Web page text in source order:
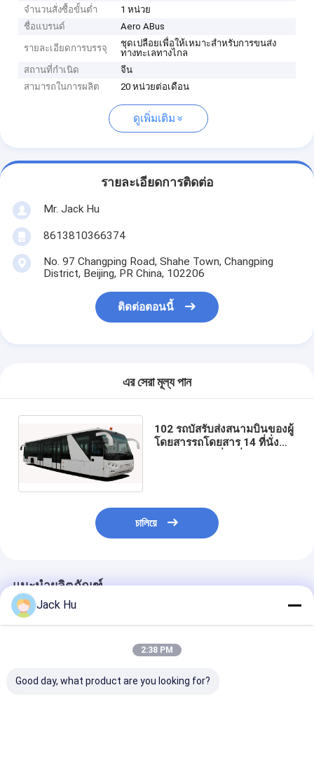
จำนวนสั่งซื้อขั้นต่ำ
1 หน่วย
ชื่อแบรนด์
Aero ABus
รายละเอียดการบรรจุ
ชุดเปลือยเพื่อให้เหมาะสำหรับการขนส่ง
ทางทะเลทางไกล
สถานที่กำเนิด
จีน
สามารถในการผลิต
20 หน่วยต่อเดือน
ดูเพิ่มเติม
รายละเอียดการติดต่อ
Mr. Jack Hu
8613810366374
No. 97 Changping Road, Shahe Town, Changping
District, Beijing, PR China, 102206
ติดต่อตอนนี้
এর সেরা মূল্য পান
102 รถบัสรับส่งสนามบินของผู้
โดยสารรถโดยสาร 14 ที่นั่ง
চালিয়ে
แนะนำผลิตภัณฑ์
Jack Hu
2:38 PM
Good day, what product are you looking for?